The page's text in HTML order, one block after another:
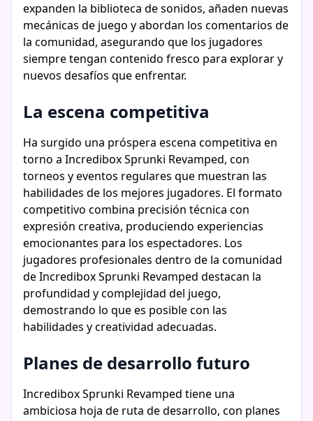
expanden la biblioteca de sonidos, añaden nuevas
mecánicas de juego y abordan los comentarios de
la comunidad, asegurando que los jugadores
siempre tengan contenido fresco para explorar y
nuevos desafíos que enfrentar.
La escena competitiva
Ha surgido una próspera escena competitiva en
torno a Incredibox Sprunki Revamped, con
torneos y eventos regulares que muestran las
habilidades de los mejores jugadores. El formato
competitivo combina precisión técnica con
expresión creativa, produciendo experiencias
emocionantes para los espectadores. Los
jugadores profesionales dentro de la comunidad
de Incredibox Sprunki Revamped destacan la
profundidad y complejidad del juego,
demostrando lo que es posible con las
habilidades y creatividad adecuadas.
Planes de desarrollo futuro
Incredibox Sprunki Revamped tiene una
ambiciosa hoja de ruta de desarrollo, con planes